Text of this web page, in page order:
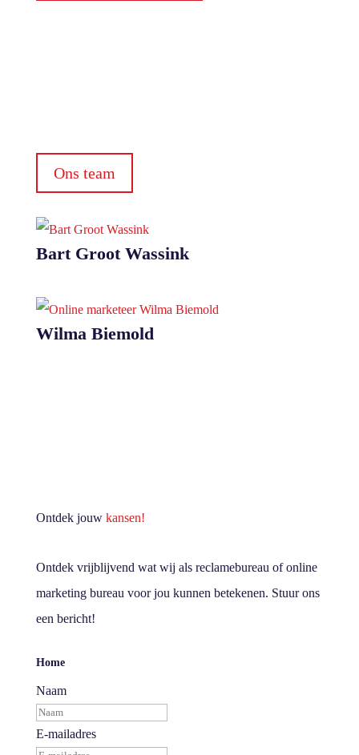
Ons team
Bart Groot Wassink
Wilma Biemold
Ontdek jouw kansen!
Ontdek vrijblijvend wat wij als reclamebureau of online
marketing bureau voor jou kunnen betekenen. Stuur ons
een bericht!
Home
Naam
E-mailadres